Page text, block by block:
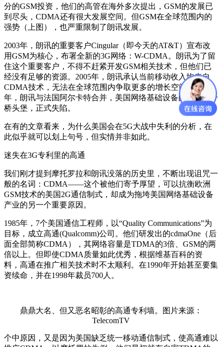
分的GSM投资，他们的高管在海外多次提出，GSM的发展已
到尽头，CDMA还有很大发展空间。但GSM在全球范围内的
强势（上图），也严重限制了朗讯发展。
2003年，朗讯的重要客户Cingular（即今天的AT&T）宣布改
用GSM为核心，布署全新的3G网络：W-CDMA。朗讯为了留
住这个重要客户，不得不赶紧开发GSM相关技术，但他们已
经没有足够的资源。2005年，朗讯承认当前移动收入均来自
CDMA技术，无法在全球范围内争取更多的增长空间。2006
年，朗讯与法国阿尔卡特合并，美国网络基础设备的最后一个
桥头堡，正式失陷。
在有的文章看来，为什么美国会在5G大战中失利的分析，在
此似乎就可以划上句号，但实情并非如此。
迷失在3G专利里的高通
我们刚才提到摩托罗拉和朗讯没落的历史里，不断出现诅咒一
般的名词：CDMA——这个被他们寄予厚望，可以抗衡欧洲
GSM技术的美国2G通信制式，却成为拖垮美国网络基础设备
产业的另一个重要原因。
1985年，7个美国通信工程师，以“Quality Communications”为
目标，成立高通(Qualcomm)公司。他们研发出的cdmaOne（后
面全部简称CDMA），其网络容量是TDMA的3倍、GSM的两
倍以上。但即使CDMA质量如此优秀，根据维基百科的资
料，高通在推广相关技术时不太顺利。在1990年开始甚至要集
资续命，并在1998年裁员700人。
鼎鼎大名、但又恶名昭彰的高通专利墙。图片来源：
TelecomTV
个中原因，又是因为美国缺乏统一移动通信制式，使高通难以